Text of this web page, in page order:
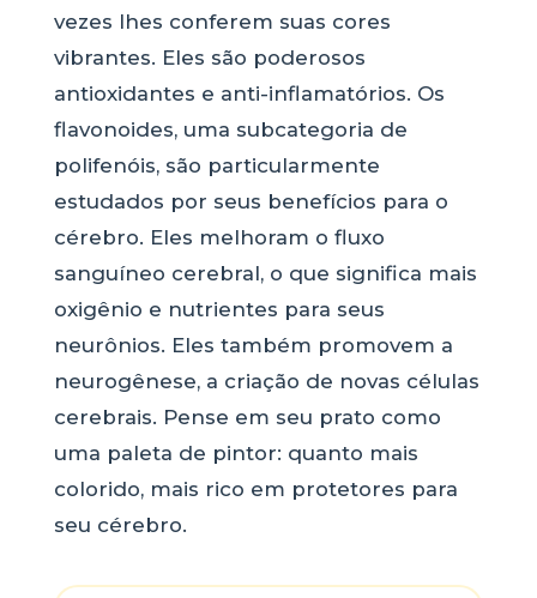
vezes lhes conferem suas cores
vibrantes. Eles são poderosos
antioxidantes e anti-inflamatórios. Os
flavonoides, uma subcategoria de
polifenóis, são particularmente
estudados por seus benefícios para o
cérebro. Eles melhoram o fluxo
sanguíneo cerebral, o que significa mais
oxigênio e nutrientes para seus
neurônios. Eles também promovem a
neurogênese, a criação de novas células
cerebrais. Pense em seu prato como
uma paleta de pintor: quanto mais
colorido, mais rico em protetores para
seu cérebro.